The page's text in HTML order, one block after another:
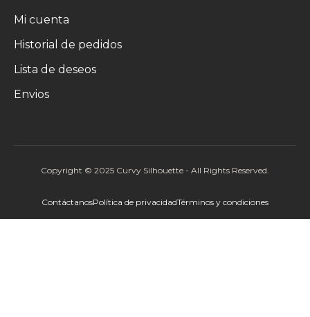
Mi cuenta
Historial de pedidos
Lista de deseos
Envios
Copyright © 2025 Curvy Silhouette - All Rights Reserved.
ContáctanosPolítica de privacidadTérminos y condiciones